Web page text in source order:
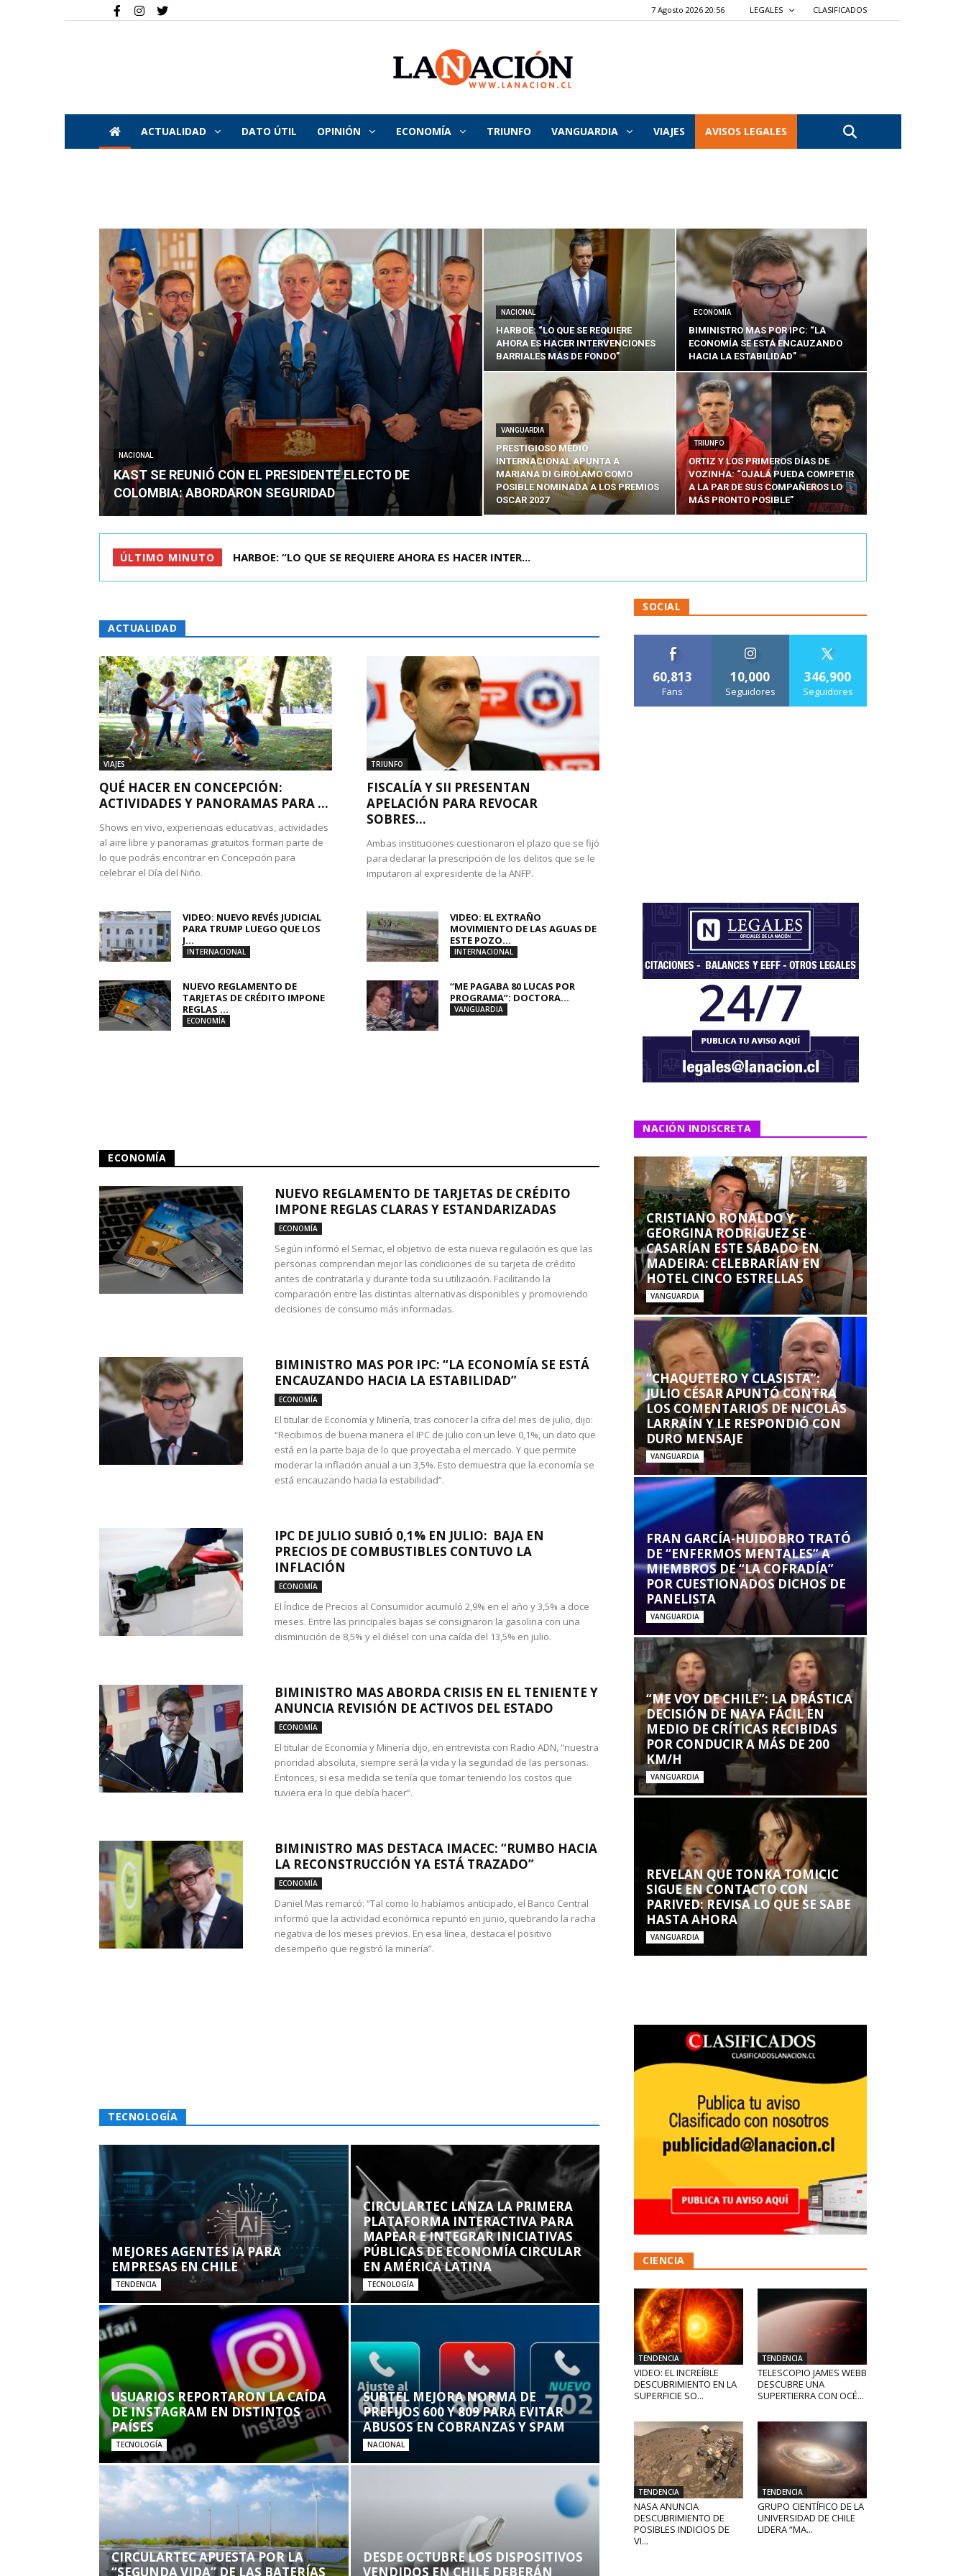
7 Agosto 2026 20:56 LEGALES CLASIFICADOS
La
Nación
ACTUALIDAD DATO ÚTIL OPINIÓN ECONOMÍA TRIUNFO VANGUARDIA VIAJES AVISOS LEGALES
NACIONAL
KAST SE REUNIÓ CON EL PRESIDENTE ELECTO DE
COLOMBIA: ABORDARON SEGURIDAD
NACIONAL
HARBOE: “LO QUE SE REQUIERE
AHORA ES HACER INTERVENCIONES
BARRIALES MÁS DE FONDO”
ECONOMÍA
BIMINISTRO MAS POR IPC: “LA
ECONOMÍA SE ESTÁ ENCAUZANDO
HACIA LA ESTABILIDAD”
VANGUARDIA
PRESTIGIOSO MEDIO
INTERNACIONAL APUNTA A
MARIANA DI GIROLAMO COMO
POSIBLE NOMINADA A LOS PREMIOS
OSCAR 2027
TRIUNFO
ORTIZ Y LOS PRIMEROS DÍAS DE
VOZINHA: “OJALÁ PUEDA COMPETIR
A LA PAR DE SUS COMPAÑEROS LO
MÁS PRONTO POSIBLE”
ÚLTIMO MINUTO HARBOE: “LO QUE SE REQUIERE AHORA ES HACER INTER...
BIMINISTRO MAS POR IPC: “LA ECONOMÍA SE ESTÁ ENC...
ACTUALIDAD
VIAJES
QUÉ HACER EN CONCEPCIÓN:
ACTIVIDADES Y PANORAMAS PARA ...
Shows en vivo, experiencias educativas, actividades
al aire libre y panoramas gratuitos forman parte de
lo que podrás encontrar en Concepción para
celebrar el Día del Niño.
TRIUNFO
FISCALÍA Y SII PRESENTAN
APELACIÓN PARA REVOCAR
SOBRES...
Ambas instituciones cuestionaron el plazo que se fijó
para declarar la prescripción de los delitos que se le
imputaron al expresidente de la ANFP.
VIDEO: NUEVO REVÉS JUDICIAL
PARA TRUMP LUEGO QUE LOS
J...
INTERNACIONAL
VIDEO: EL EXTRAÑO
MOVIMIENTO DE LAS AGUAS DE
ESTE POZO...
INTERNACIONAL
NUEVO REGLAMENTO DE
TARJETAS DE CRÉDITO IMPONE
REGLAS ...
ECONOMÍA
“ME PAGABA 80 LUCAS POR
PROGRAMA”: DOCTORA...
VANGUARDIA
ECONOMÍA
NUEVO REGLAMENTO DE TARJETAS DE CRÉDITO
IMPONE REGLAS CLARAS Y ESTANDARIZADAS
ECONOMÍA
Según informó el Sernac, el objetivo de esta nueva regulación es que las
personas comprendan mejor las condiciones de su tarjeta de crédito
antes de contratarla y durante toda su utilización. Facilitando la
comparación entre las distintas alternativas disponibles y promoviendo
decisiones de consumo más informadas.
BIMINISTRO MAS POR IPC: “LA ECONOMÍA SE ESTÁ
ENCAUZANDO HACIA LA ESTABILIDAD”
ECONOMÍA
El titular de Economía y Minería, tras conocer la cifra del mes de julio, dijo:
“Recibimos de buena manera el IPC de julio con un leve 0,1%, un dato que
está en la parte baja de lo que proyectaba el mercado. Y que permite
moderar la inflación anual a un 3,5%. Esto demuestra que la economía se
está encauzando hacia la estabilidad”.
IPC DE JULIO SUBIÓ 0,1% EN JULIO: BAJA EN
PRECIOS DE COMBUSTIBLES CONTUVO LA
INFLACIÓN
ECONOMÍA
El Índice de Precios al Consumidor acumuló 2,9% en el año y 3,5% a doce
meses. Entre las principales bajas se consignaron la gasolina con una
disminución de 8,5% y el diésel con una caída del 13,5% en julio.
BIMINISTRO MAS ABORDA CRISIS EN EL TENIENTE Y
ANUNCIA REVISIÓN DE ACTIVOS DEL ESTADO
ECONOMÍA
El titular de Economía y Minería dijo, en entrevista con Radio ADN, “nuestra
prioridad absoluta, siempre será la vida y la seguridad de las personas.
Entonces, si esa medida se tenía que tomar teniendo los costos que
tuviera era lo que debía hacer”.
BIMINISTRO MAS DESTACA IMACEC: “RUMBO HACIA
LA RECONSTRUCCIÓN YA ESTÁ TRAZADO”
ECONOMÍA
Daniel Mas remarcó: “Tal como lo habíamos anticipado, el Banco Central
informó que la actividad económica repuntó en junio, quebrando la racha
negativa de los meses previos. En esa línea, destaca el positivo
desempeño que registró la minería”.
TECNOLOGÍA
MEJORES AGENTES IA PARA
EMPRESAS EN CHILE
TENDENCIA
CIRCULARTEC LANZA LA PRIMERA
PLATAFORMA INTERACTIVA PARA
MAPEAR E INTEGRAR INICIATIVAS
PÚBLICAS DE ECONOMÍA CIRCULAR
EN AMÉRICA LATINA
TECNOLOGÍA
USUARIOS REPORTARON LA CAÍDA
DE INSTAGRAM EN DISTINTOS
PAÍSES
TECNOLOGÍA
SUBTEL MEJORA NORMA DE
PREFIJOS 600 Y 809 PARA EVITAR
ABUSOS EN COBRANZAS Y SPAM
NACIONAL
CIRCULARTEC APUESTA POR LA
“SEGUNDA VIDA” DE LAS BATERÍAS
DESDE OCTUBRE LOS DISPOSITIVOS
VENDIDOS EN CHILE DEBERÁN
SOCIAL
60,813
Fans
10,000
Seguidores
346,900
Seguidores
NACIÓN INDISCRETA
CRISTIANO RONALDO Y
GEORGINA RODRÍGUEZ SE
CASARÍAN ESTE SÁBADO EN
MADEIRA: CELEBRARÍAN EN
HOTEL CINCO ESTRELLAS
VANGUARDIA
“CHAQUETERO Y CLASISTA”:
JULIO CÉSAR APUNTÓ CONTRA
LOS COMENTARIOS DE NICOLÁS
LARRAÍN Y LE RESPONDIÓ CON
DURO MENSAJE
VANGUARDIA
FRAN GARCÍA-HUIDOBRO TRATÓ
DE “ENFERMOS MENTALES” A
MIEMBROS DE “LA COFRADÍA”
POR CUESTIONADOS DICHOS DE
PANELISTA
VANGUARDIA
“ME VOY DE CHILE”: LA DRÁSTICA
DECISIÓN DE NAYA FÁCIL EN
MEDIO DE CRÍTICAS RECIBIDAS
POR CONDUCIR A MÁS DE 200
KM/H
VANGUARDIA
REVELAN QUE TONKA TOMICIC
SIGUE EN CONTACTO CON
PARIVED: REVISA LO QUE SE SABE
HASTA AHORA
VANGUARDIA
CIENCIA
TENDENCIA
VIDEO: EL INCREÍBLE
DESCUBRIMIENTO EN LA
SUPERFICIE SO...
TENDENCIA
TELESCOPIO JAMES WEBB
DESCUBRE UNA
SUPERTIERRA CON OCÉ...
TENDENCIA
NASA ANUNCIA
DESCUBRIMIENTO DE
POSIBLES INDICIOS DE
VI...
TENDENCIA
GRUPO CIENTÍFICO DE LA
UNIVERSIDAD DE CHILE
LIDERA “MA...